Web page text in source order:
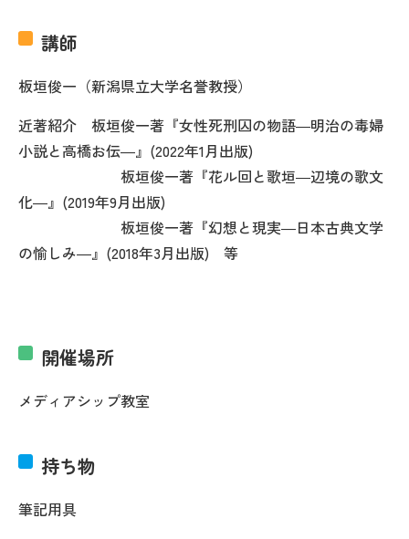
講師
板垣俊一（新潟県立大学名誉教授）
近著紹介 板垣俊一著『女性死刑囚の物語―明治の毒婦
小説と高橋お伝―』(2022年1月出版)
板垣俊一著『花ル回と歌垣―辺境の歌文
化―』(2019年9月出版)
板垣俊一著『幻想と現実―日本古典文学
の愉しみ―』(2018年3月出版) 等
開催場所
メディアシップ教室
持ち物
筆記用具